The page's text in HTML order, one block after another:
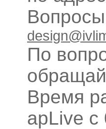
По
Время
apLive c